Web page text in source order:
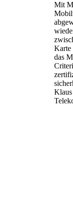
Mit
Karte
das